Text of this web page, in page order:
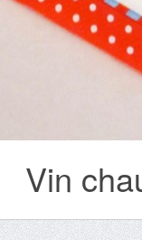
Vin